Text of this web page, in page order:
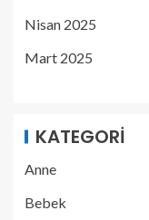
Nisan 2025
Mart 2025
KATEGORI
Anne
Bebek